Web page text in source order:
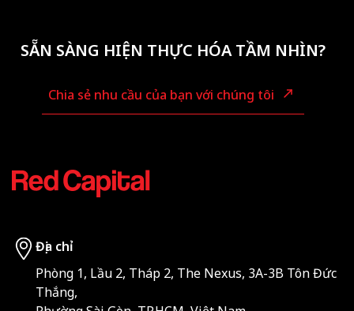
SẴN SÀNG HIỆN THỰC HÓA TẦM NHÌN?
Chia sẻ nhu cầu của bạn với chúng tôi
Địa chỉ
Phòng 1, Lầu 2, Tháp 2, The Nexus, 3A-3B Tôn Đức
Thắng,